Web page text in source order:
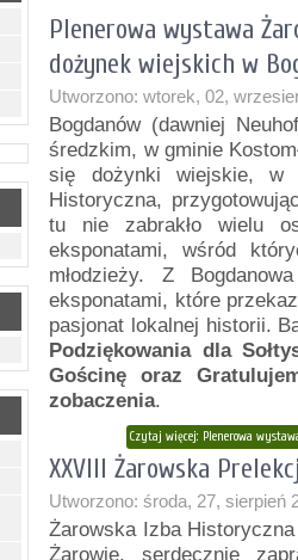
Plenerowa wystawa
dożynek wiejskich w
Utworzono: wtorek, 02,
Bogdanów (dawniej
średzkim, w gminie
się dożynki wiejskie, w
Historyczna,
tu nie zabrakło wielu
eksponatami, wśród
młodzieży. Z
eksponatami, które
pasjonat lokalnej historii.
Podziękowania dla
Gościnę oraz
zobaczenia.
Czytaj więcej: Plenerowa
XXVIII Żarowska
Utworzono: środa, 27, sierpień
Żarowska Izba
Żarowie, serdecznie